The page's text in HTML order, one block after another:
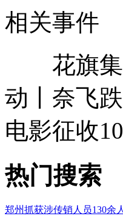
相关事件
花旗集
动丨奈飞
电影征收
热门搜索
郑州抓获涉传销人员130余人